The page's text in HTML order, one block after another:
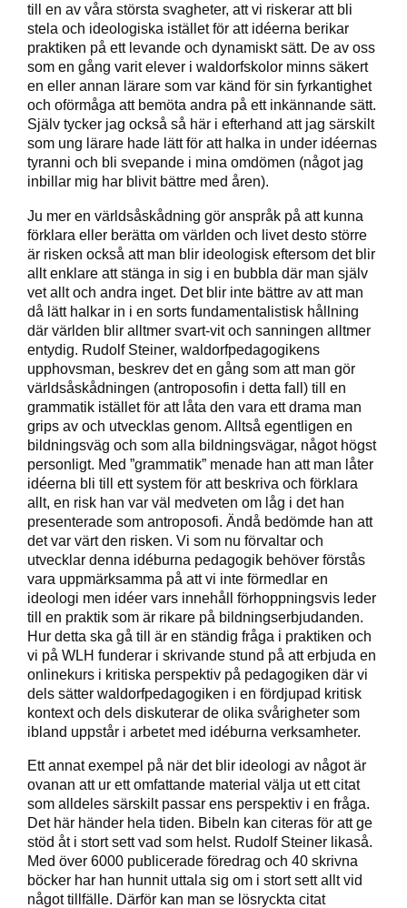
till en av våra största svagheter, att vi riskerar att bli
stela och ideologiska istället för att idéerna berikar
praktiken på ett levande och dynamiskt sätt. De av oss
som en gång varit elever i waldorfskolor minns säkert
en eller annan lärare som var känd för sin fyrkantighet
och oförmåga att bemöta andra på ett inkännande sätt.
Själv tycker jag också så här i efterhand att jag särskilt
som ung lärare hade lätt för att halka in under idéernas
tyranni och bli svepande i mina omdömen (något jag
inbillar mig har blivit bättre med åren).
Ju mer en världsåskådning gör anspråk på att kunna
förklara eller berätta om världen och livet desto större
är risken också att man blir ideologisk eftersom det blir
allt enklare att stänga in sig i en bubbla där man själv
vet allt och andra inget. Det blir inte bättre av att man
då lätt halkar in i en sorts fundamentalistisk hållning
där världen blir alltmer svart-vit och sanningen alltmer
entydig. Rudolf Steiner, waldorfpedagogikens
upphovsman, beskrev det en gång som att man gör
världsåskådningen (antroposofin i detta fall) till en
grammatik istället för att låta den vara ett drama man
grips av och utvecklas genom. Alltså egentligen en
bildningsväg och som alla bildningsvägar, något högst
personligt. Med ”grammatik” menade han att man låter
idéerna bli till ett system för att beskriva och förklara
allt, en risk han var väl medveten om låg i det han
presenterade som antroposofi. Ändå bedömde han att
det var värt den risken. Vi som nu förvaltar och
utvecklar denna idéburna pedagogik behöver förstås
vara uppmärksamma på att vi inte förmedlar en
ideologi men idéer vars innehåll förhoppningsvis leder
till en praktik som är rikare på bildningserbjudanden.
Hur detta ska gå till är en ständig fråga i praktiken och
vi på WLH funderar i skrivande stund på att erbjuda en
onlinekurs i kritiska perspektiv på pedagogiken där vi
dels sätter waldorfpedagogiken i en fördjupad kritisk
kontext och dels diskuterar de olika svårigheter som
ibland uppstår i arbetet med idéburna verksamheter.
Ett annat exempel på när det blir ideologi av något är
ovanan att ur ett omfattande material välja ut ett citat
som alldeles särskilt passar ens perspektiv i en fråga.
Det här händer hela tiden. Bibeln kan citeras för att ge
stöd åt i stort sett vad som helst. Rudolf Steiner likaså.
Med över 6000 publicerade föredrag och 40 skrivna
böcker har han hunnit uttala sig om i stort sett allt vid
något tillfälle. Därför kan man se lösryckta citat